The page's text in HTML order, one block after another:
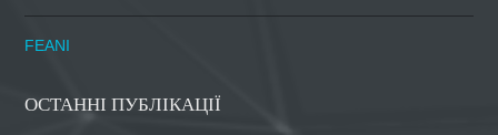
FEANI
ОСТАННІ ПУБЛІКАЦІЇ